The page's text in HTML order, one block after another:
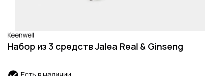
Keenwell
Набор из 3 средств Jalea Real & Ginseng